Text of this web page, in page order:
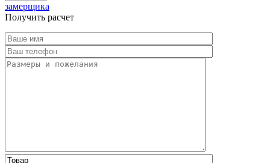
замерщика
Получить расчет